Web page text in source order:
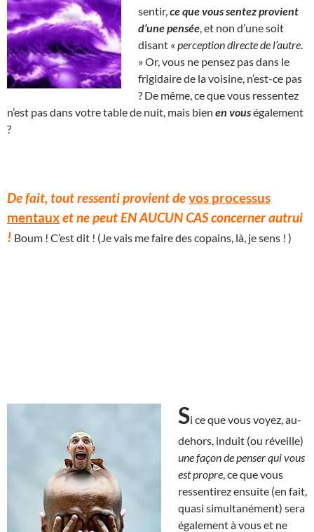
sentir, ce que vous sentez provient
d’une pensée , et non d’une soit
disant « perception directe de l’autre
» Or, vous ne pensez pas dans le
frigidaire de la voisine, n’est-ce pas
? De même, ce que vous ressentez
n’est pas dans votre table de nuit, mais bien en vouségalement
?
De fait, tout ressenti provient devos processus
mentauxet ne peut EN AUCUN CAS concerner autrui
! Boum ! C’est dit ! (Je vais me faire des copains, là, je sens ! )
Si ce que vous voyez, au-
dehors, induit (ou réveille)
une façon de penser qui vous
est propre , ce que vous
ressentirez ensuite (en fait,
quasi simultanément) sera
également à vous et ne